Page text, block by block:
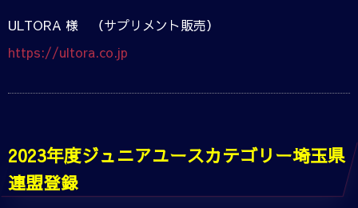
ULTORA 様 （サプリメント販売）
https://ultora.co.jp
2023年度ジュニアユースカテゴリー埼玉県
連盟登録